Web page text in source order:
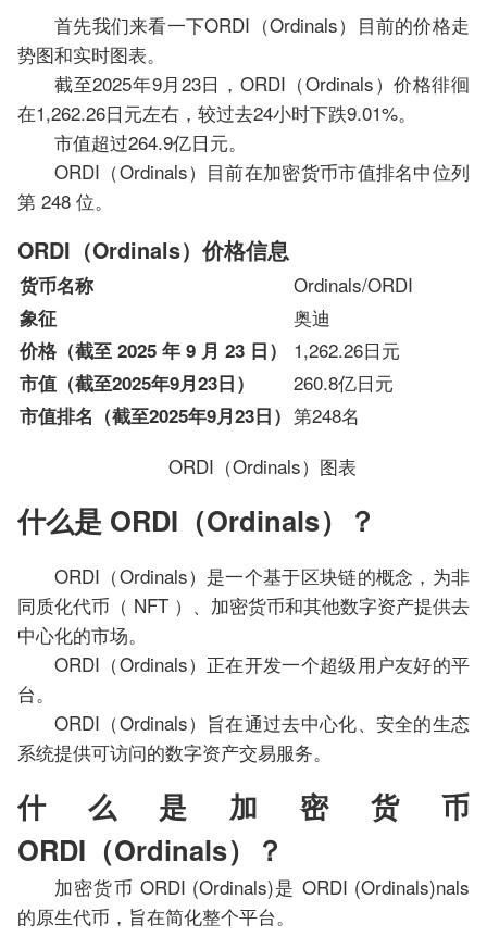
首先我们来看一下ORDI（Ordinals）目前的价格走
势图和实时图表。
截至2025年9月23日，ORDI（Ordinals）价格徘徊
在1,262.26日元左右，较过去24小时下跌9.01%。
市值超过264.9亿日元。
ORDI（Ordinals）目前在加密货币市值排名中位列
第 248 位。
ORDI（Ordinals）价格信息
货币名称 Ordinals/ORDI
象征 奥迪
价格（截至 2025 年 9 月 23 日） 1,262.26日元
市值（截至2025年9月23日） 260.8亿日元
市值排名（截至2025年9月23日） 第248名
ORDI（Ordinals）图表
什么是 ORDI（Ordinals）？
ORDI（Ordinals）是一个基于区块链的概念，为非
同质化代币（ NFT ）、加密货币和其他数字资产提供去
中心化的市场。
ORDI（Ordinals）正在开发一个超级用户友好的平
台。
ORDI（Ordinals）旨在通过去中心化、安全的生态
系统提供可访问的数字资产交易服务。
什么是加密货币
ORDI（Ordinals）？
加密货币 ORDI (Ordinals)是 ORDI (Ordinals)nals
的原生代币，旨在简化整个平台。